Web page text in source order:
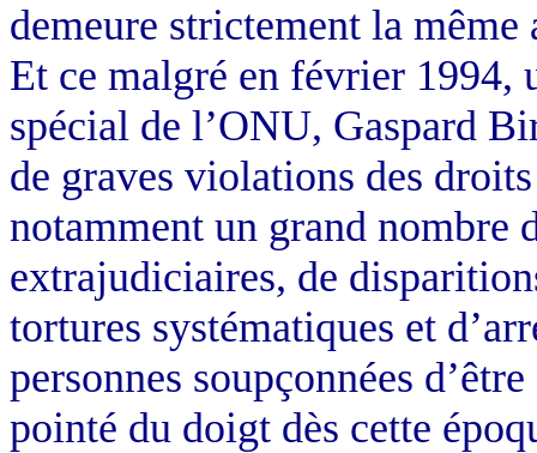
demeure strictement la même
Et ce malgré en février 1994,
spécial de l’ONU, Gaspard
de graves violations des
notamment un grand nombre
extrajudiciaires, de
tortures systématiques et
personnes soupçonnées
pointé du doigt dès cette